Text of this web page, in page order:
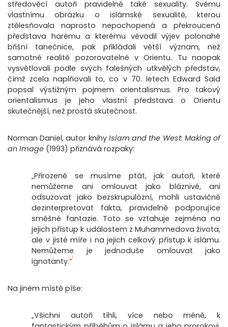
středověcí autoři pravidelně také sexuality. Svému
vlastnímu obrázku o islámské sexualitě, kterou
ztělesňovala naprosto nepochopená a překroucená
představa harému a kterému vévodil výjev polonahé
břišní tanečnice, pak přikládali větší význam, než
samotné realitě pozorovatelné v Orientu. Tu naopak
vysvětlovali podle svých falešných utkvělých představ,
čímž zcela naplňovali to, co v 70. letech Edward Said
popsal výstižným pojmem orientalismus. Pro takový
orientalismus je jeho vlastní představa o Orientu
skutečnější, než prostá skutečnost.
Norman Daniel, autor knihy Islam and the West: Making of
an Image (1993) přiznává rozpaky:
„Přirozeně se musíme ptát, jak autoři, které
nemůžeme ani omlouvat jako bláznivé, ani
odsuzovat jako bezskrupulózní, mohli ustavičně
dezinterpretovat fakta, pravidelně podporujíce
směšné fantazie. Toto se vztahuje zejména na
jejich přístup k událostem z Muhammedova života,
ale v jisté míře i na jejich celkový přístup k islámu.
Nemůžeme je jednoduše omlouvat jako
ignotanty.“1
Na jiném místě píše:
„Všichni autoři tíhli, více nebo méně, k